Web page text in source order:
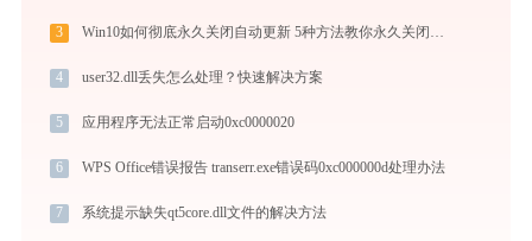
3 Win10如何彻底永久关闭自动更新 5种方法教你永久关闭win10自动更新
4 user32.dll丢失怎么处理？快速解决方案
5 应用程序无法正常启动0xc0000020
6 WPS Office错误报告 transerr.exe错误码0xc000000d处理办法
7 系统提示缺失qt5core.dll文件的解决方法